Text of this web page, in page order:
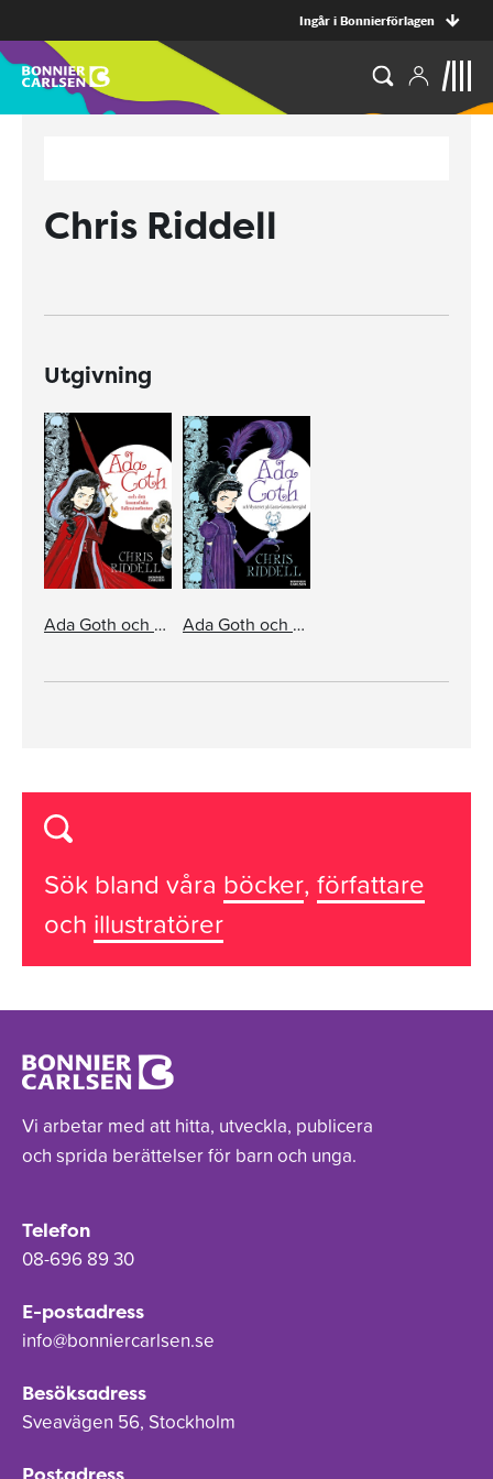
Ingår i Bonnierförlagen
Chris Riddell
Utgivning
Ada Goth och den fruktansvärda fullmånefesten Ada Goth och mysteriet på Gasta-Gorma herrgård
Sök bland våra böcker, författare
och illustratörer
Vi arbetar med att hitta, utveckla, publicera
och sprida berättelser för barn och unga.
Telefon
08-696 89 30
E-postadress
info@bonniercarlsen.se
Besöksadress
Sveavägen 56, Stockholm